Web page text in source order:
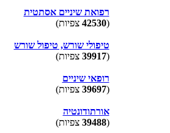
רפואת שיניים אסתטית
(
42530 צפיות)
טיפולי שורש, טיפול שורש
(
39917 צפיות)
רופאי שיניים
(
39697 צפיות)
אורתודונטיה
(
39488 צפיות)